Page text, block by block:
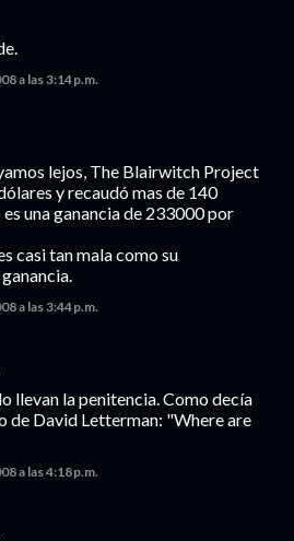
a las 3:14 p.m.
lejos, The Blairwitch Project
y recaudó mas de 140
es una ganancia de 233000 por
casi tan mala como su
a las 3:44 p.m.
llevan la penitencia. Como decía
de David Letterman: "Where are
a las 4:18 p.m.